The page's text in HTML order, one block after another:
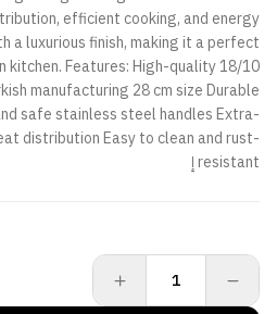
efficient cooking, and energy
a luxurious finish, making it a perfect
kitchen. Features: High-quality 18/10
manufacturing 28 cm size Durable
safe stainless steel handles Extra-
distribution Easy to clean and rust-
resistant إ